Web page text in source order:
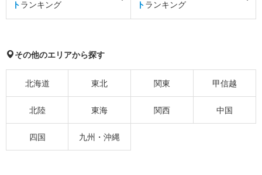
トランキング
トランキング
その他のエリアから探す
北海道 東北 関東 甲信越
北陸 東海 関西 中国
四国 九州・沖縄